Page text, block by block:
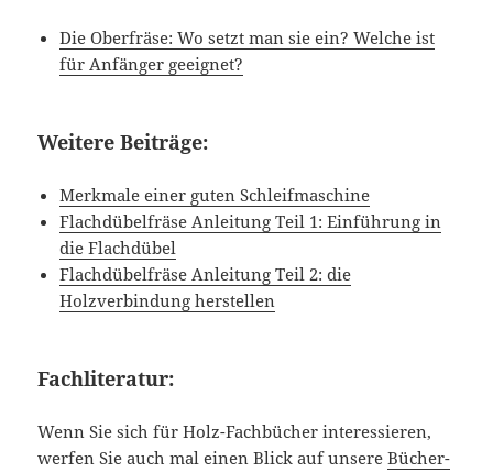
Die Oberfräse: Wo setzt man sie ein? Welche ist
für Anfänger geeignet?
Weitere Beiträge:
Merkmale einer guten Schleifmaschine
Flachdübelfräse Anleitung Teil 1: Einführung in
die Flachdübel
Flachdübelfräse Anleitung Teil 2: die
Holzverbindung herstellen
Fachliteratur:
Wenn Sie sich für Holz-Fachbücher interessieren,
werfen Sie auch mal einen Blick auf unsereBücher-